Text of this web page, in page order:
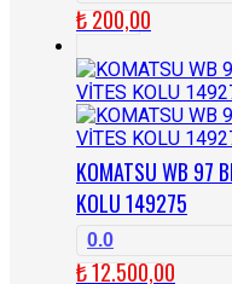
₺200,00
KOMATSU WB 97
KOLU 149275
0.0
₺12.500,00